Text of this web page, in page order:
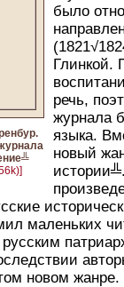
было
Глинкой.
речь,
журнала
языка.
новый
маленьких
новом жанре.